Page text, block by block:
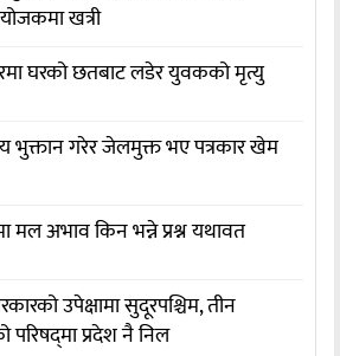
खत्री
घरको छतबाट लडेर युवकको मृत्यु
भुक्तान गरेर जेलमुक्त भए पत्रकार खेम
मल अभाव किन भन्ने प्रश्न यथावत
उपेक्षामा सुदूरपश्चिम, तीन
परिषद्‌मा प्रदेश नै निल